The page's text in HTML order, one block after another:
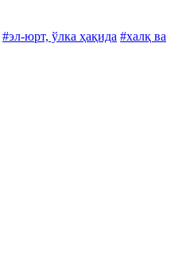
#эл-юрт, ўлка ҳақида #халқ ва